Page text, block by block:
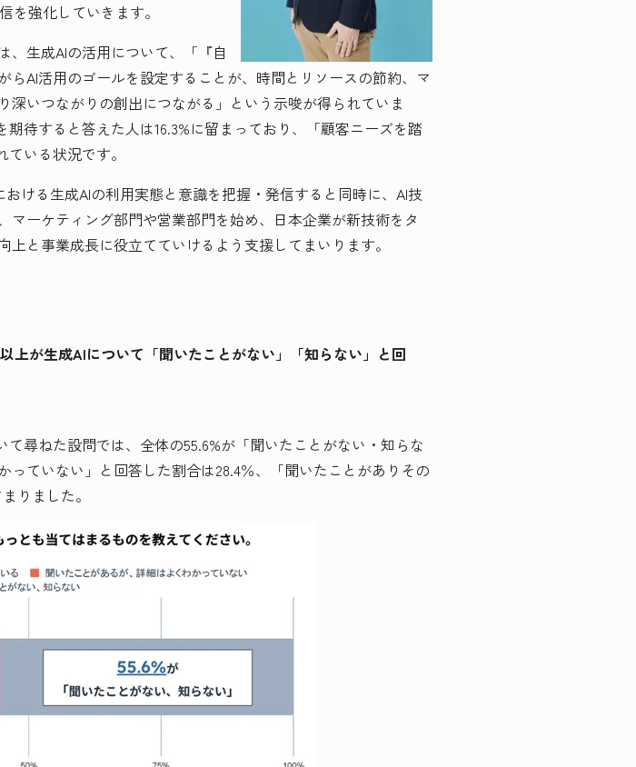
を強化していきます。
生成AIの活用について、「『自
AI活用のゴールを設定することが、時間とリソースの節約、マ
いつながりの創出につながる」という示唆が得られていま
待すると答えた人は16.3%に留まっており、「顧客ニーズを踏
いる状況です。
ける生成AIの利用実態と意識を把握・発信すると同時に、AI技
ーケティング部門や営業部門を始め、日本企業が新技術をタ
と事業成長に役立てていけるよう支援してまいります。
上が生成AIについて「聞いたことがない」「知らない」と回
尋ねた設問では、全体の55.6%が「聞いたことがない・知らな
ていない」と回答した割合は28.4％、「聞いたことがありその
りました。